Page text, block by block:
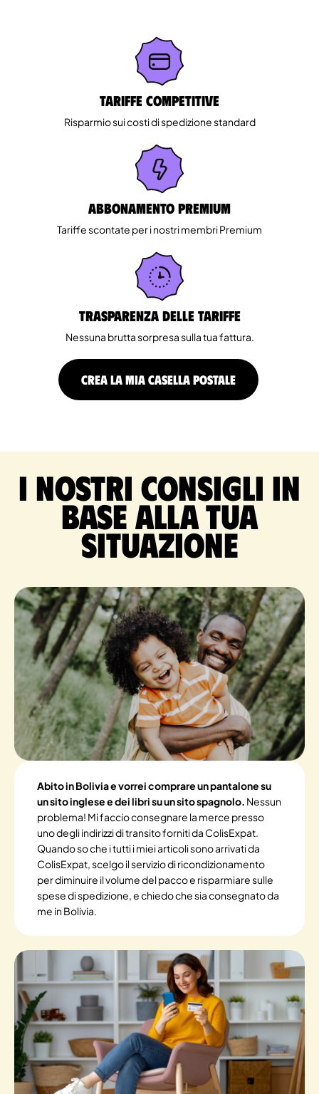
Tariffe competitive
Risparmio sui costi di spedizione standard
Abbonamento Premium
Tariffe scontate per i nostri membri Premium
Trasparenza delle tariffe
Nessuna brutta sorpresa sulla tua fattura.
CREA LA MIA CASELLA POSTALE
I nostri consigli in
base alla tua
situazione
Abito in Bolivia e vorrei comprare un pantalone su
un sito inglese e dei libri su un sito spagnolo. Nessun
problema! Mi faccio consegnare la merce presso
uno degli indirizzi di transito forniti da ColisExpat.
Quando so che i tutti i miei articoli sono arrivati da
ColisExpat, scelgo il servizio di ricondizionamento
per diminuire il volume del pacco e risparmiare sulle
spese di spedizione, e chiedo che sia consegnato da
me in Bolivia.